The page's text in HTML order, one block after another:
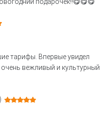
тарифы. Впервые увидел
вежливый и культурный